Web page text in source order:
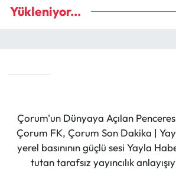
Yükleniyor...
Çorum'un Dünyaya Açılan
Çorum FK, Çorum Son Dakika |
yerel basınının güçlü sesi Yayla
tutan tarafsız yayıncılık